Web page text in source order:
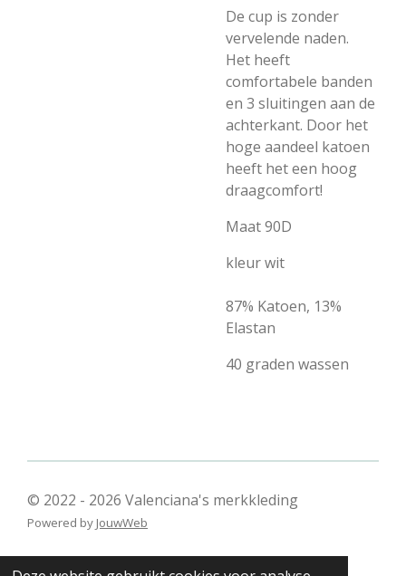
De cup is zonder
vervelende naden.
Het heeft
comfortabele banden
en 3 sluitingen aan de
achterkant. Door het
hoge aandeel katoen
heeft het een hoog
draagcomfort!
Maat 90D
kleur wit
87% Katoen, 13%
Elastan
40 graden wassen
© 2022 - 2026 Valenciana's merkkleding
Powered by JouwWeb